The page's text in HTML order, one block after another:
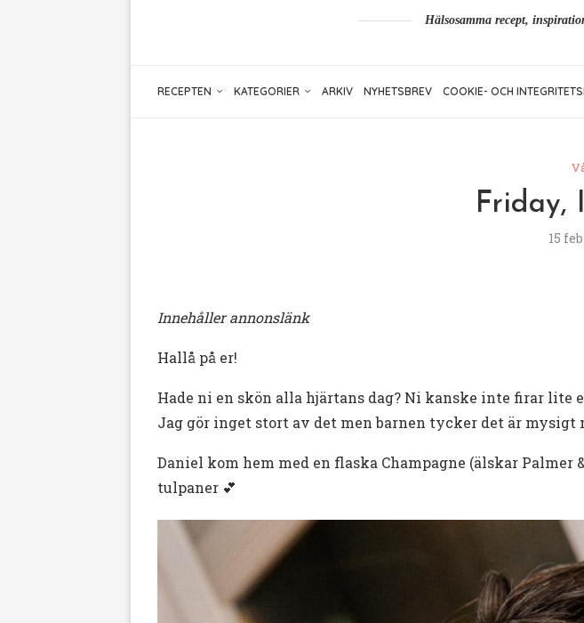
Hälsosamma recept,
RECEPTEN KATEGORIER ARKIV NYHETSBREV COOKIE- OCH
Friday,
15
Innehåller annonslänk
Hallå på er!
Hade ni en skön alla hjärtans dag? Ni kanske inte firar lite
Jag gör inget stort av det men barnen tycker det är mysigt
Daniel kom hem med en flaska Champagne (älskar
tulpaner 💕